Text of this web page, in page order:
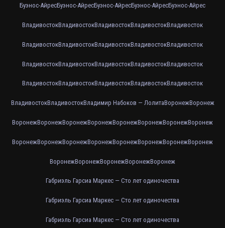
Буэнос-АйресБуэнос-АйресБуэнос-АйресБуэнос-АйресБуэнос-Айрес
ВладивостокВладивостокВладивостокВладивостокВладивосток
ВладивостокВладивостокВладивостокВладивостокВладивосток
ВладивостокВладивостокВладивостокВладивостокВладивосток
ВладивостокВладивостокВладивостокВладивостокВладивосток
ВладивостокВладивостокВладимир Набоков — ЛолитаВоронежВоронеж
ВоронежВоронежВоронежВоронежВоронежВоронежВоронежВоронеж
ВоронежВоронежВоронежВоронежВоронежВоронежВоронежВоронеж
ВоронежВоронежВоронежВоронежВоронеж
Габриэль Гарсиа Маркес — Сто лет одиночества
Габриэль Гарсиа Маркес — Сто лет одиночества
Габриэль Гарсиа Маркес — Сто лет одиночества